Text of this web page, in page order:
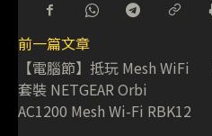
前一篇文章
【電腦節】抵玩 Mesh WiFi
套裝 NETGEAR Orbi
AC1200 Mesh Wi-Fi RBK12